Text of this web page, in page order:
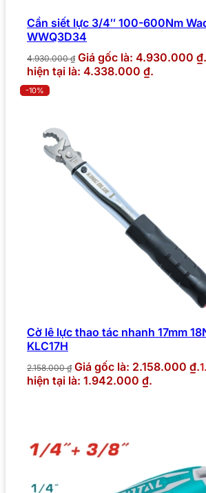
Cần siết lực 3/4″ 100-600Nm
WWQ3D34
4.930.000₫ Giá gốc là: 4.930.000 ₫.
hiện tại là: 4.338.000 ₫.
-10%
Cờ lê lực thao tác nhanh 17mm
KLC17H
2.158.000₫ Giá gốc là: 2.158.000 ₫.
hiện tại là: 1.942.000 ₫.